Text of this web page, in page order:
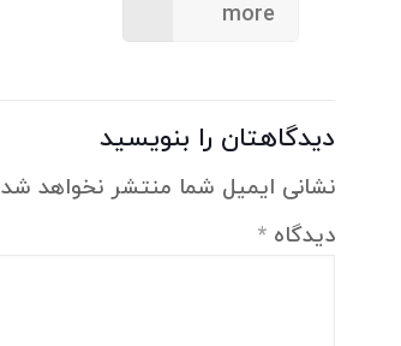
more
دیدگاهتان را بنویسید
نشانی ایمیل شما منتشر نخواهد
دیدگاه *